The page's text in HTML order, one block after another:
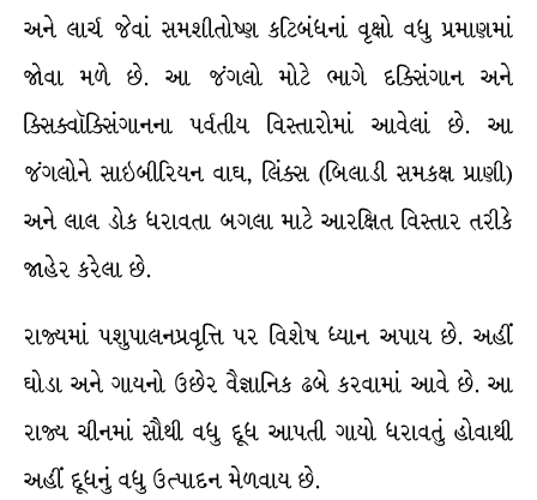
અને લાર્ચ જેવાં સમશીતોષ્ણ કટિબંધનાં વૃક્ષો વધુ પ્રમાણમાં
જોવા મળે છે. આ જંગલો મોટે ભાગે દક્સિંગાન અને
ક્સિક્વૉક્સિંગાનના પર્વતીય વિસ્તારોમાં આવેલાં છે. આ
જંગલોને સાઇબીરિયન વાઘ, લિંક્સ (બિલાડી સમકક્ષ પ્રાણી)
અને લાલ ડોક ધરાવતા બગલા માટે આરક્ષિત વિસ્તાર તરીકે
જાહેર કરેલા છે.
રાજ્યમાં પશુપાલનપ્રવૃત્તિ પર વિશેષ ધ્યાન અપાય છે. અહીં
ઘોડા અને ગાયનો ઉછેર વૈજ્ઞાનિક ઢબે કરવામાં આવે છે. આ
રાજ્ય ચીનમાં સૌથી વધુ દૂધ આપતી ગાયો ધરાવતું હોવાથી
અહીં દૂધનું વધુ ઉત્પાદન મેળવાય છે.